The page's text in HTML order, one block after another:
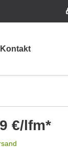
Kontakt
€/lfm*